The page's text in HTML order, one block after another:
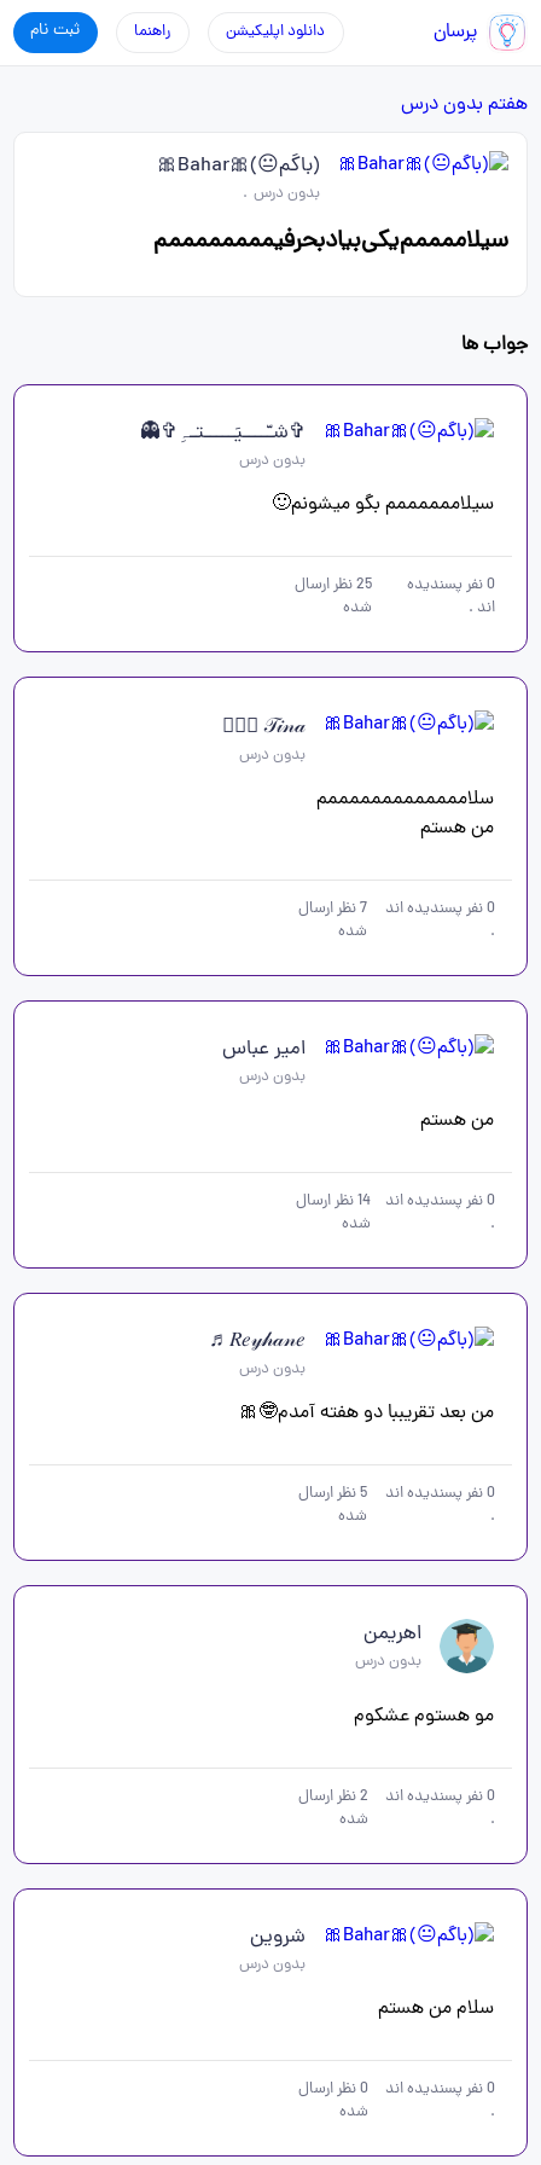
پرسان ثبت نام راهنما دانلود اپلیکیشن
هفتم بدون درس
(باگم😐)🎀Bahar🎀
بدون درس .
سیلاممممم‌یکی‌بیاد‌بحرفیممممممممم
جواب ها
✞شـّــــیَـــــتـہِ✞👻
بدون درس
سیلاممممممم بگو میشونم🙂
0نفر پسندیده
اند .
25نظر ارسال
شده
𝒯𝒾𝓃𝒶 🧚🏻‍♀️
بدون درس
من هستم
0نفر پسندیده اند
.
7نظر ارسال
شده
امیر عباس
بدون درس
من هستم
0نفر پسندیده اند
.
14نظر ارسال
شده
𝑅𝑒𝓎𝒽𝒶𝓃𝑒♬
بدون درس
من بعد تقریببا دو هفته آمدم🤓🎀
0نفر پسندیده اند
.
5نظر ارسال
شده
اهریمن
بدون درس
مو هستوم عشکوم
0نفر پسندیده اند
.
2نظر ارسال
شده
شروین
بدون درس
سلام من هستم
0نفر پسندیده اند
.
0نظر ارسال
شده